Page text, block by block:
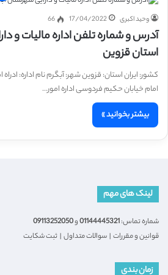
وحید اکبری 17/04/2022
66
آدرس و شماره تلفن اداره مالیات و
استان قزوین
کشور: ایران استان: قزوین شهر: آبگرم نام اداره: ادراه
امام خیابان حكیم فردوسی اداره امور…
بیشتر بخوانید »
لینک های مهم
شماره تماس:01144445321و09113252050
قوانین و مقررات | سوالات متداول | ثبت شکایت
زمان بندی